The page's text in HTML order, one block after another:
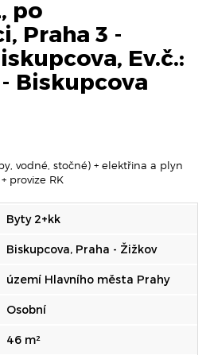
po
Praha 3 -
Ev.č.:
Biskupcova
vodné, stočné) + elektřina a plyn
provize RK
Byty 2+kk
Biskupcova, Praha - Žižkov
území Hlavního města Prahy
Osobní
46 m²